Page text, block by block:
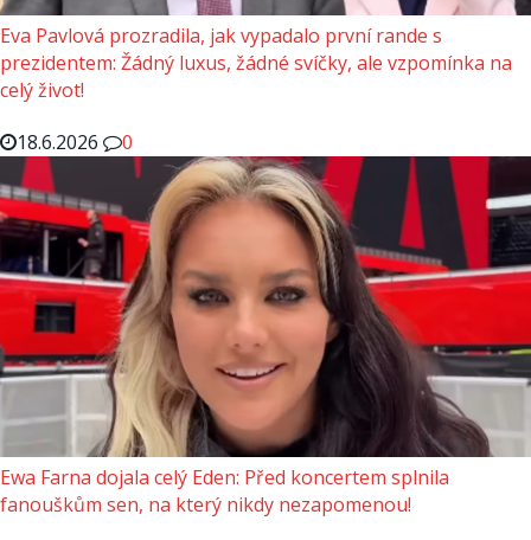
Eva Pavlová prozradila, jak vypadalo první rande s
prezidentem: Žádný luxus, žádné svíčky, ale vzpomínka na
celý život!
18.6.2026
0
Ewa Farna dojala celý Eden: Před koncertem splnila
fanouškům sen, na který nikdy nezapomenou!